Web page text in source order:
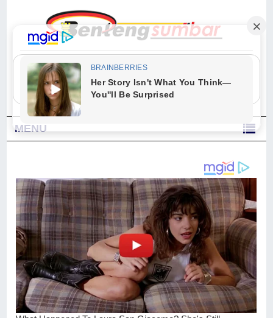
"Sesungguhnya Allah dan para malaikat-Nya berselawat untuk Nabi.
Wahai orang-orang yang beriman, berselawatlah kamu untuk Nabi dan
ucapkanlah salam dengan penuh penghormatan kepadanya." (Qs. Al
Ahzab Ayat 56)
MENU